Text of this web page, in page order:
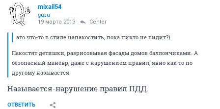
mixail54
guru
19 марта 2013 Center
это что-то в стиле напакостить, пока никто не видит?)
Пакостят детишки, разрисовывая фасады домов баллончиками. А
безопасный манёвр, даже с нарушением правил, явно как то по
другому называется.
Называется-нарушение правил ПДД.
ОТВЕТИТЬ